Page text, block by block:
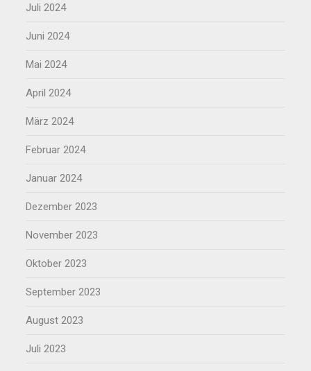
Juli 2024
Juni 2024
Mai 2024
April 2024
März 2024
Februar 2024
Januar 2024
Dezember 2023
November 2023
Oktober 2023
September 2023
August 2023
Juli 2023